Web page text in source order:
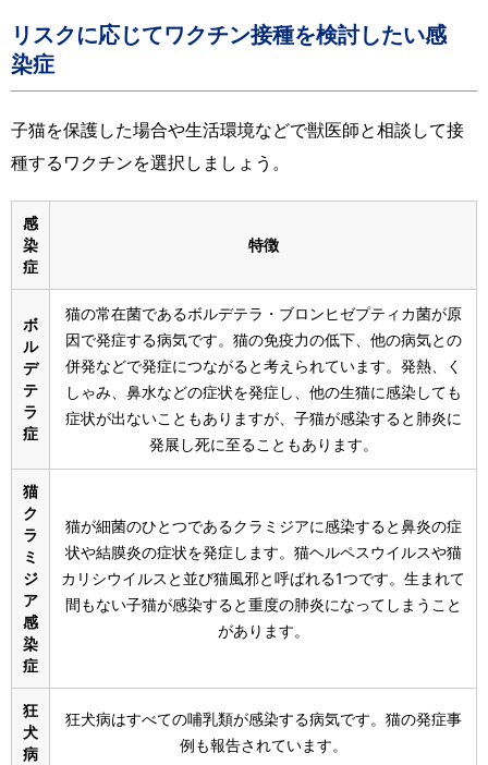
リスクに応じてワクチン接種を検討したい感
染症
子猫を保護した場合や生活環境などで獣医師と相談して接
種するワクチンを選択しましょう。
感
染
症
特徴
ボ
ル
デ
テ
ラ
症
猫の常在菌であるボルデテラ・ブロンヒゼプティカ菌が原
因で発症する病気です。猫の免疫力の低下、他の病気との
併発などで発症につながると考えられています。発熱、く
しゃみ、鼻水などの症状を発症し、他の生猫に感染しても
症状が出ないこともありますが、子猫が感染すると肺炎に
発展し死に至ることもあります。
猫
ク
ラ
ミ
ジ
ア
感
染
症
猫が細菌のひとつであるクラミジアに感染すると鼻炎の症
状や結膜炎の症状を発症します。猫ヘルペスウイルスや猫
カリシウイルスと並び猫風邪と呼ばれる1つです。生まれて
間もない子猫が感染すると重度の肺炎になってしまうこと
があります。
狂
犬
病
狂犬病はすべての哺乳類が感染する病気です。猫の発症事
例も報告されています。